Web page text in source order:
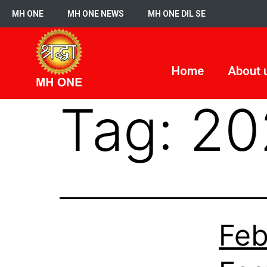
MH ONE MH ONE NEWS MH ONE DIL SE
Home About
Tag: